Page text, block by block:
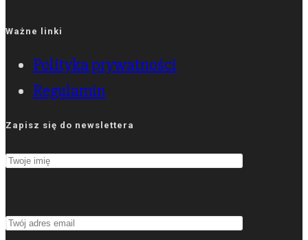
Ważne linki
Polityka prywatności
Regulamin
Zapisz się do newslettera